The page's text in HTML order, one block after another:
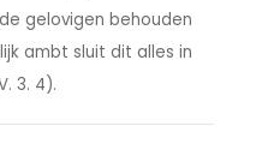
gelovigen behouden
ambt sluit dit alles in
3. 4).